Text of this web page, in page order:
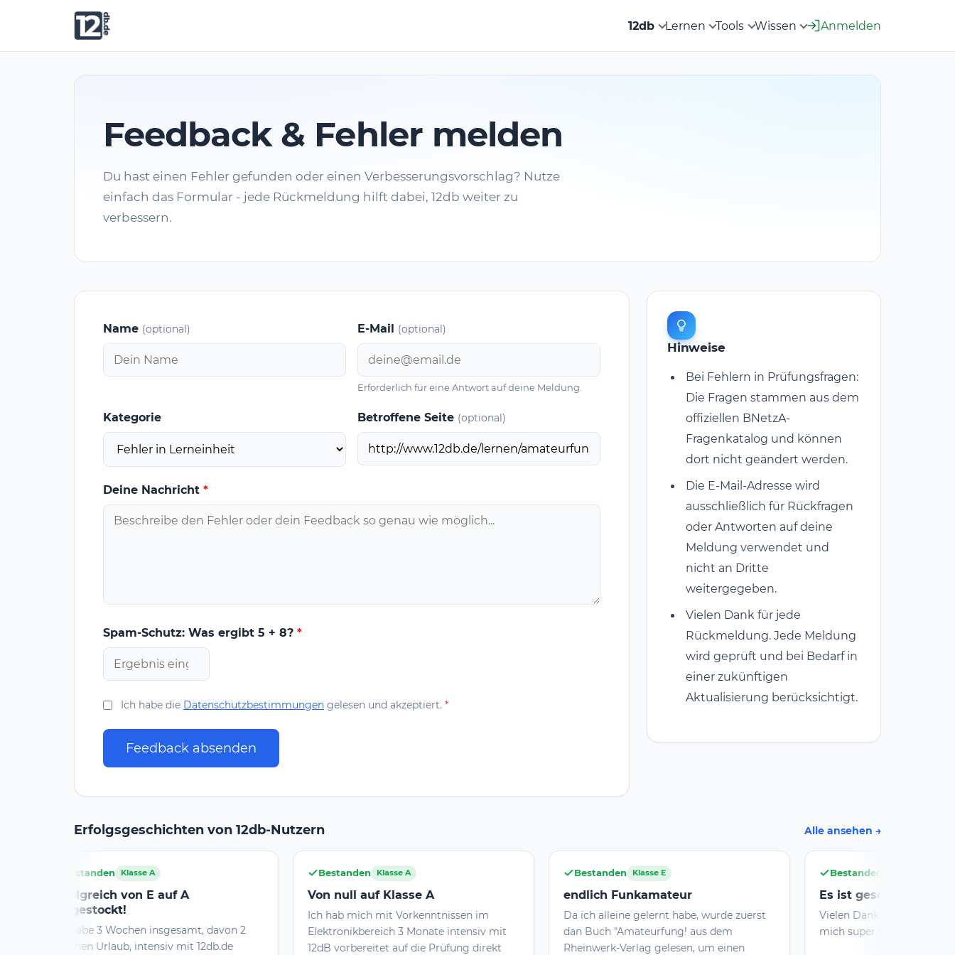
12db Lernen Tools Wissen Anmelden
Feedback & Fehler melden
Du hast einen Fehler gefunden oder einen Verbesserungsvorschlag? Nutze
einfach das Formular - jede Rückmeldung hilft dabei, 12db weiter zu
verbessern.
Name (optional) E-Mail (optional)
Erforderlich für eine Antwort auf deine Meldung.
Kategorie Betroffene Seite (optional)
Deine Nachricht *
Spam-Schutz: Was ergibt 5 + 8? *
Ich habe die Datenschutzbestimmungen gelesen und akzeptiert. *
Feedback absenden
Hinweise
Bei Fehlern in Prüfungsfragen:
Die Fragen stammen aus dem
offiziellen BNetzA-
Fragenkatalog und können
dort nicht geändert werden.
Die E-Mail-Adresse wird
ausschließlich für Rückfragen
oder Antworten auf deine
Meldung verwendet und
nicht an Dritte
weitergegeben.
Vielen Dank für jede
Rückmeldung. Jede Meldung
wird geprüft und bei Bedarf in
einer zukünftigen
Aktualisierung berücksichtigt.
Erfolgsgeschichten von 12db-Nutzern Alle ansehen
insgesamt, davon 2
intensiv mit 12db.de
Von null auf Klasse A
Ich hab mich mit Vorkenntnissen im
Elektronikbereich 3 Monate intensiv mit
12dB vorbereitet auf die Prüfung direkt
endlich Funkamateur
Da ich alleine gelernt habe, wurde zuerst
dan Buch "Amateurfung! aus dem
Rheinwerk-Verlag gelesen, um einen
Vielen Dank für diese Platform. 12dB hat
mich super fit gemacht für die Prüfung.